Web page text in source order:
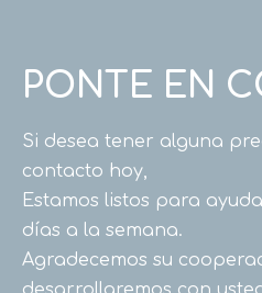
PONTE EN
Si desea tener alguna
contacto hoy,
Estamos listos para
días a la semana.
Agradecemos su